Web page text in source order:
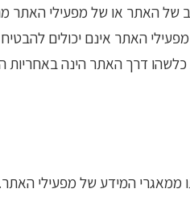
האתר או של מפעילי האתר
האתר אינם יכולים
כלשהו דרך האתר הינה
המידע של מפעילי